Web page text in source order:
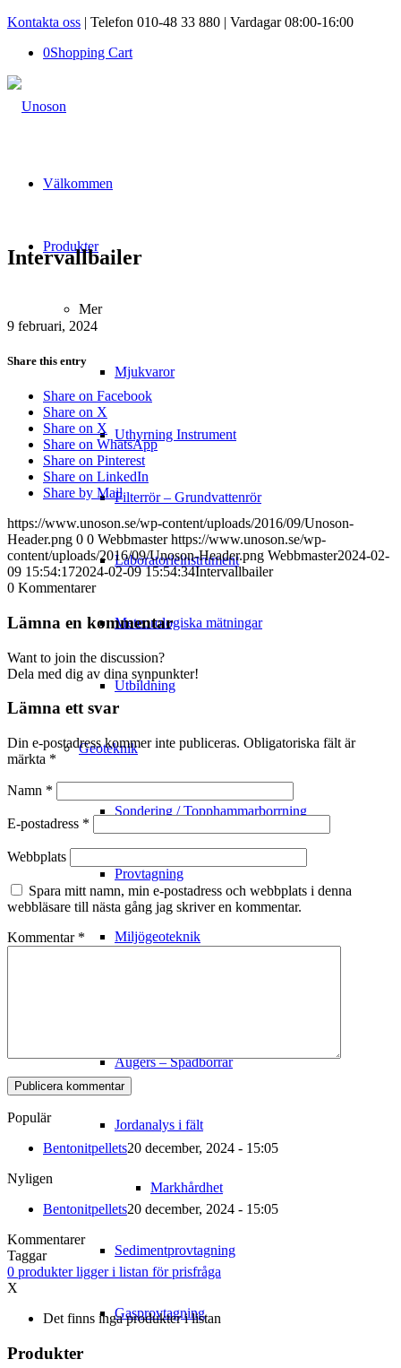
Kontakta oss | Telefon 010-48 33 880 | Vardagar 08:00-16:00
0Shopping Cart
Välkommen
Produkter
Mer
Mjukvaror
Uthyrning Instrument
Filterrör – Grundvattenrör
Laboratorieinstrument
Meteorologiska mätningar
Utbildning
Geoteknik
Sondering / Topphammarborrning
Provtagning
Miljögeoteknik
Augers – Spadborrar
Jordanalys i fält
Markhårdhet
Sedimentprovtagning
Gasprovtagning
Intervallbailer
9 februari, 2024
Share this entry
Share on Facebook
Share on X
Share on X
Share on WhatsApp
Share on Pinterest
Share on LinkedIn
Share by Mail
https://www.unoson.se/wp-content/uploads/2016/09/Unoson-
Header.png 0 0 Webbmaster https://www.unoson.se/wp-
content/uploads/2016/09/Unoson-Header.png Webbmaster2024-02-
09 15:54:172024-02-09 15:54:34Intervallbailer
0 Kommentarer
Lämna en kommentar
Want to join the discussion?
Dela med dig av dina synpunkter!
Lämna ett svar
Din e-postadress kommer inte publiceras. Obligatoriska fält är
märkta *
Namn *
E-postadress *
Webbplats
Spara mitt namn, min e-postadress och webbplats i denna
webbläsare till nästa gång jag skriver en kommentar.
Kommentar *
Populär
Bentonitpellets20 december, 2024 - 15:05
Nyligen
Bentonitpellets20 december, 2024 - 15:05
Kommentarer
Taggar
0 produkterligger i listan för prisfråga
X
Det finns inga produkter i listan
Produkter